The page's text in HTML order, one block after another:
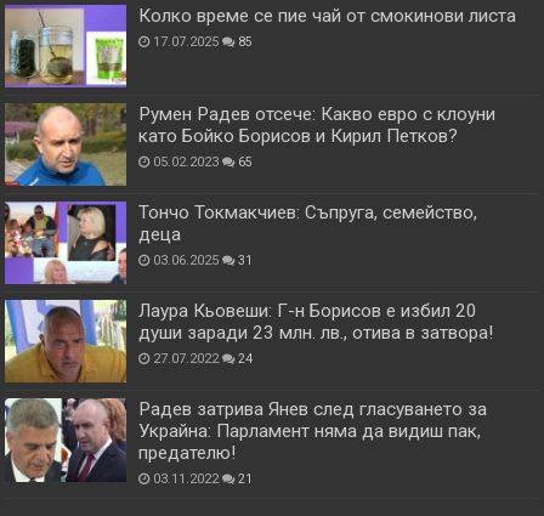
Колко време се пие чай от смокинови листа
17.07.2025 85
Румен Радев отсече: Какво евро с клоуни
като Бойко Борисов и Кирил Петков?
05.02.2023 65
Тончо Токмакчиев: Съпруга, семейство,
деца
03.06.2025 31
Лаура Кьовеши: Г-н Борисов е избил 20
души заради 23 млн. лв., отива в затвора!
27.07.2022 24
Радев затрива Янев след гласуването за
Украйна: Парламент няма да видиш пак,
предателю!
03.11.2022 21